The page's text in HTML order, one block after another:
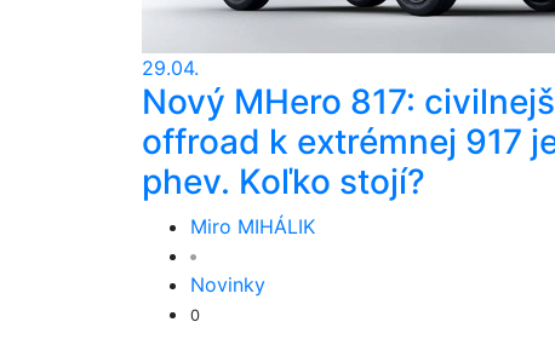
29.04.
Nový MHero 817:
offroad k extrémnej 917
phev. Koľko stojí?
Miro MIHÁLIK
Novinky
0